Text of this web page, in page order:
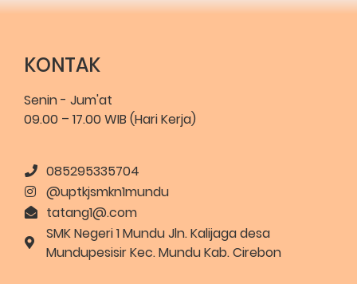
KONTAK
Senin - Jum'at
09.00 – 17.00 WIB (Hari Kerja)
085295335704
@uptkjsmkn1mundu
tatang1@.com
SMK Negeri 1 Mundu Jln. Kalijaga desa
Mundupesisir Kec. Mundu Kab. Cirebon